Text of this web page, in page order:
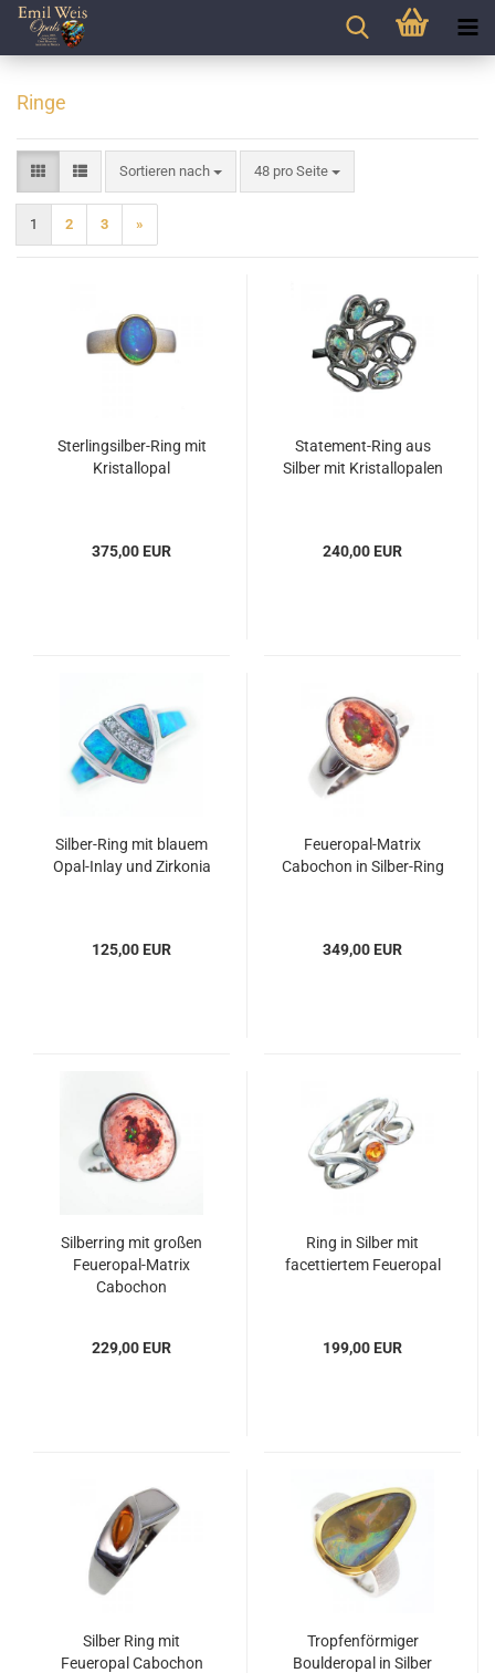
Ringe
Sortieren nach
Sortieren nach 48 pro Seite
pro Seite
1 2 3 »
Sterlingsilber-Ring mit
Kristallopal
375,00 EUR
Statement-Ring aus
Silber mit Kristallopalen
240,00 EUR
Silber-Ring mit blauem
Opal-Inlay und Zirkonia
125,00 EUR
Feueropal-Matrix
Cabochon in Silber-Ring
349,00 EUR
Silberring mit großen
Feueropal-Matrix
Cabochon
229,00 EUR
Ring in Silber mit
facettiertem Feueropal
199,00 EUR
Silber Ring mit
Feueropal Cabochon
Tropfenförmiger
Boulderopal in Silber